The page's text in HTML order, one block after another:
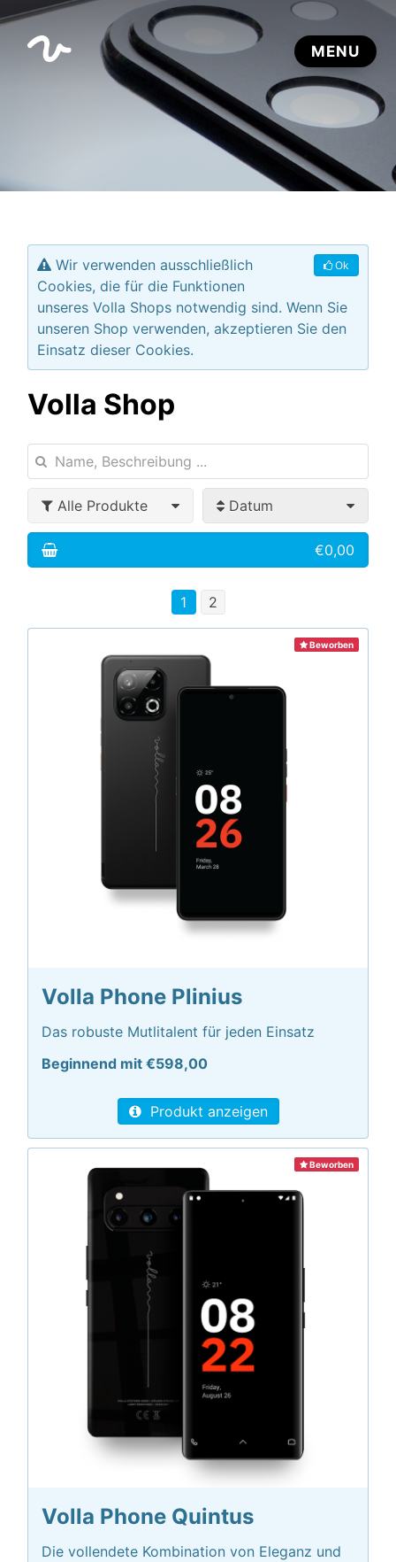
Ok
Wir verwenden ausschließlich
Cookies, die für die Funktionen
unseres Volla Shops notwendig sind. Wenn Sie
unseren Shop verwenden, akzeptieren Sie den
Einsatz dieser Cookies.
Volla Shop
Alle Produkte Datum
€0,00
1 2
Beworben
Volla Phone Plinius
Das robuste Mutlitalent für jeden Einsatz
Beginnend mit €598,00
Produkt anzeigen
Beworben
Volla Phone Quintus
Die vollendete Kombination von Eleganz und